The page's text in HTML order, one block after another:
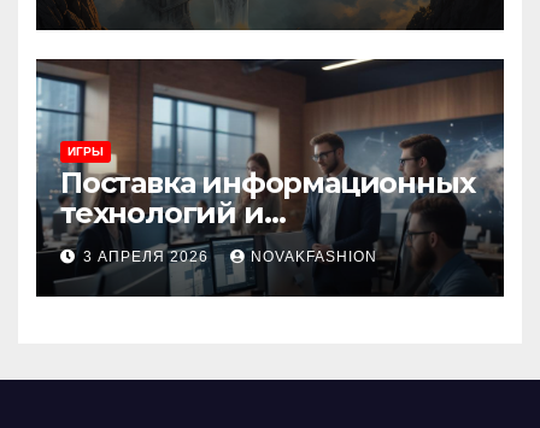
ИГРЫ
Поставка информационных
технологий и
инновационные решения
3 АПРЕЛЯ 2026 NOVAKFASHION